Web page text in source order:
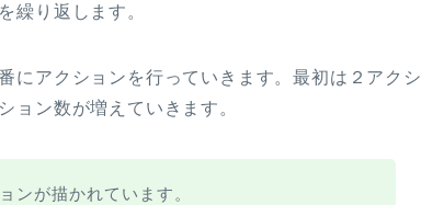
繰り返します。
にアクションを行っていきます。最初は２アクシ
ョン数が増えていきます。
ンが描かれています。